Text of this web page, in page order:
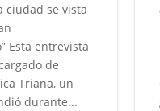
ciudad se vista
Esta entrevista
de
Triana, un
durante...